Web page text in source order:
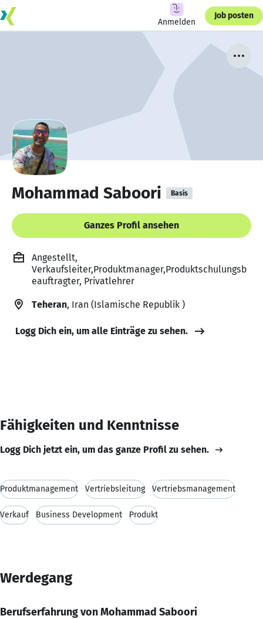
Anmelden
Job posten
Mohammad Saboori Basis
Ganzes Profil ansehen
Angestellt,
Verkaufsleiter,Produktmanager,Produktschulungsb
eauftragter, Privatlehrer
Teheran, Iran (Islamische Republik )
Logg Dich ein, um alle Einträge zu sehen.
Fähigkeiten und Kenntnisse
Logg Dich jetzt ein, um das ganze Profil zu sehen.
Produktmanagement Vertriebsleitung Vertriebsmanagement
Verkauf Business Development Produkt
Werdegang
Berufserfahrung von Mohammad Saboori